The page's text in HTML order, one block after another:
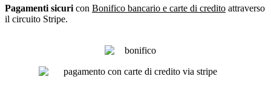
Pagamenti sicuri con Bonifico bancario e carte di credito attraverso
il circuito Stripe.